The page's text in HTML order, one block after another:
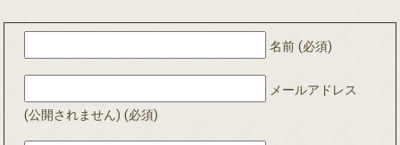
名前 (必須)
メールアドレス
(公開されません) (必須)